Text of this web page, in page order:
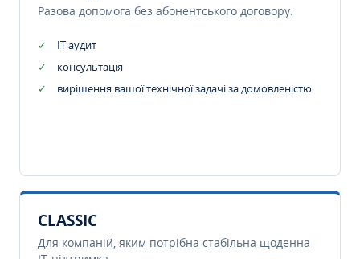
Разова допомога без абонентського договору.
IT аудит
консультація
вирішення вашої технічної задачі за домовленістю
CLASSIC
Для компаній, яким потрібна стабільна щоденна